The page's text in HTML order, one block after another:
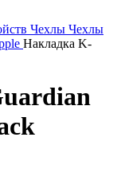
Чехлы Чехлы
Накладка K-